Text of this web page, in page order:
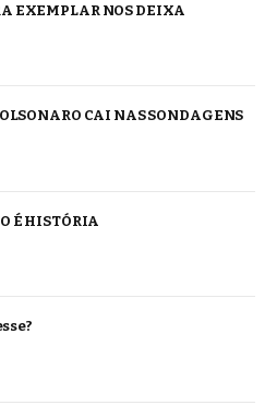
EXEMPLAR NOS DEIXA
CAI NAS SONDAGENS
É HISTÓRIA